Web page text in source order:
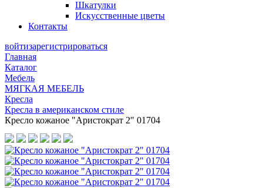
Шкатулки
Искусственные цветы
Контакты
войтизарегистрироваться
Главная
Каталог
Мебель
МЯГКАЯ МЕБЕЛЬ
Кресла
Кресла в американском стиле
Кресло кожаное "Аристократ 2" 01704